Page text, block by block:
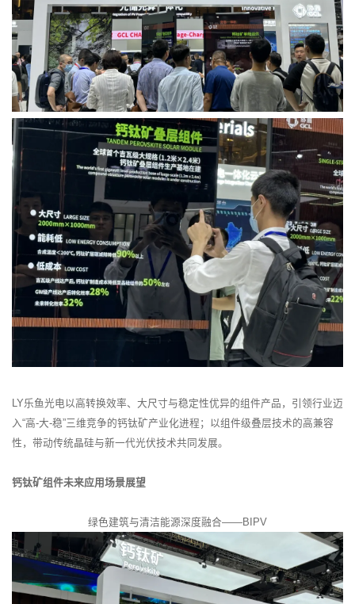
LY乐鱼光电以高转换效率、大尺寸与稳定性优异的组件产品，引领行业迈
入“高-大-稳”三维竞争的钙钛矿产业化进程；以组件级叠层技术的高兼容
性，带动传统晶硅与新一代光伏技术共同发展。
钙钛矿组件未来应用场景展望
绿色建筑与清洁能源深度融合——BIPV